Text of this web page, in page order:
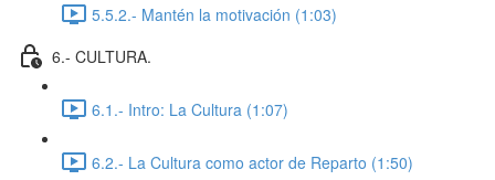
5.5.2.- Mantén la motivación (1:03)
6.- CULTURA.
6.1.- Intro: La Cultura (1:07)
6.2.- La Cultura como actor de Reparto (1:50)